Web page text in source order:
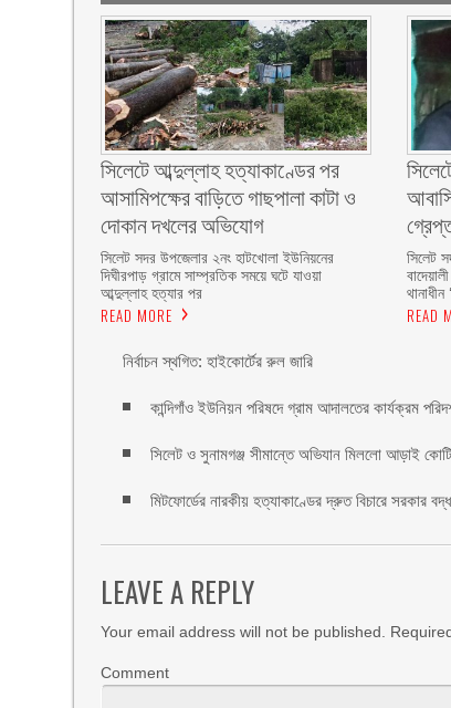
সিলেটে আব্দুল্লাহ হত্যাকাণ্ডের পর
আসামিপক্ষের বাড়িতে গাছপালা কাটা ও
দোকান দখলের অভিযোগ
সিলেট সদর উপজেলার ২নং হাটখোলা ইউনিয়নের
দিঘীরপাড় গ্রামে সাম্প্রতিক সময়ে ঘটে যাওয়া
আব্দুল্লাহ হত্যার পর
READ MORE
সিলেট
থানাধীন
READ
নির্বাচন স্থগিত: হাইকোর্টের রুল জারি ‎
কান্দিগাঁও ইউনিয়ন পরিষদে গ্রাম আদালতের কার্যক্রম
সিলেট ও সুনামগঞ্জ সীমান্তে অভিযান মিললো আড়াই
মিটফোর্ডের নারকীয় হত্যাকাণ্ডের দ্রুত বিচারে সরকার
LEAVE A REPLY
Your email address will not be published.
Comment